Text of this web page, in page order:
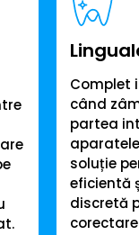
Complet
când
partea
soluție
eficientă
discretă